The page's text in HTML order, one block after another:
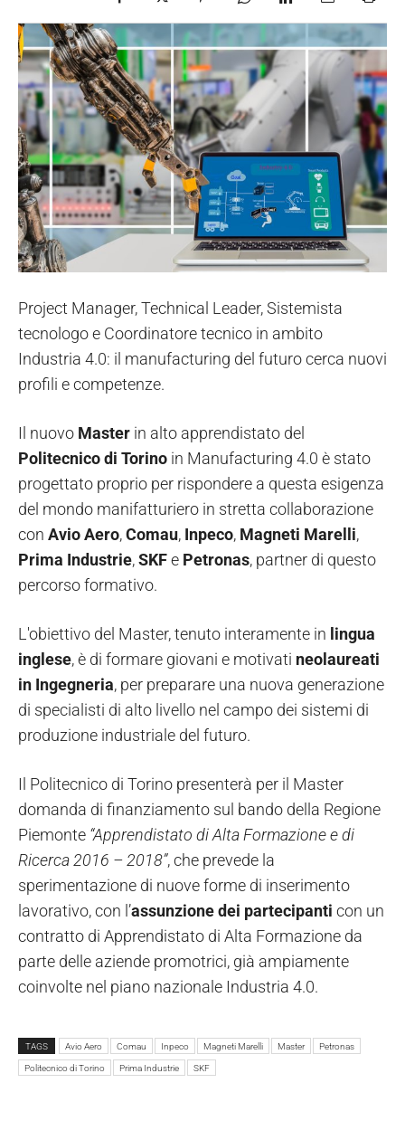
Project Manager, Technical Leader, Sistemista
tecnologo e Coordinatore tecnico in ambito
Industria 4.0: il manufacturing del futuro cerca nuovi
profili e competenze.
Il nuovo Master in alto apprendistato del
Politecnico di Torino in Manufacturing 4.0 è stato
progettato proprio per rispondere a questa esigenza
del mondo manifatturiero in stretta collaborazione
con Avio Aero,Comau, Inpeco, Magneti Marelli,
Prima Industrie,SKFe Petronas, partner di questo
percorso formativo.
L'obiettivo del Master, tenuto interamente in lingua
inglese, è di formare giovani e motivati neolaureati
in Ingegneria, per preparare una nuova generazione
di specialisti di alto livello nel campo dei sistemi di
produzione industriale del futuro.
Il Politecnico di Torino presenterà per il Master
domanda di finanziamento sul bando della Regione
Piemonte “Apprendistato di Alta Formazione e di
Ricerca 2016 – 2018”, che prevede la
sperimentazione di nuove forme di inserimento
lavorativo, con l’assunzione dei partecipanti con un
contratto di Apprendistato di Alta Formazione da
parte delle aziende promotrici, già ampiamente
coinvolte nel piano nazionale Industria 4.0.
TAGS Avio Aero Comau Inpeco Magneti Marelli Master Petronas
Politecnico di Torino Prima Industrie SKF